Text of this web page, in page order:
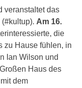
veranstaltet das
Am 16.
die
zu Hause fühlen, in
Ian Wilson und
Haus des
dem